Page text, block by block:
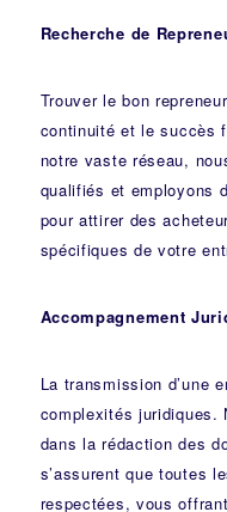
Recherche de
Trouver le bon
continuité et le succès
notre vaste réseau,
qualifiés et employons
pour attirer des
spécifiques de votre
Accompagnement
La transmission d’une
complexités juridiques.
dans la rédaction des
s’assurent que toutes
respectées, vous